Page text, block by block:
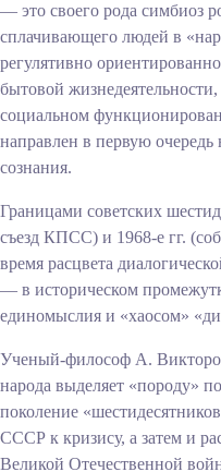
— это своего рода симбиоз
сплачивающего людей в
регулятивно
бытовой жизнедеятельности,
социальном
направлен в первую
сознания.
Границами советских
съезд КПСС) и 1968-е гг.
время расцвета
— в историческом
единомыслия и «хаосом»
Ученый-философ А.
народа выделяет «породу»
поколение
СССР к кризису, а затем и
Великой Отечественной